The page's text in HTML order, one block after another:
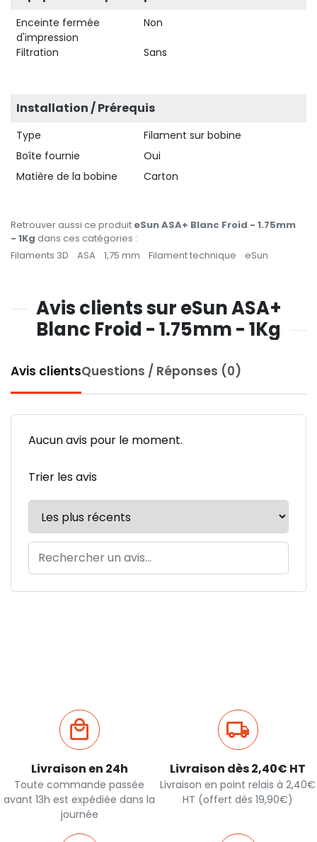
Enceinte fermée
d'impression
Non
Filtration Sans
Installation / Prérequis
Type
Filament sur bobine
Boîte fournie
Oui
Matière de la bobine
Carton
Retrouver aussi ce produit eSun ASA+ Blanc Froid - 1.75mm
- 1Kg dans ces catégories :
Filaments 3D
ASA 1,75 mm Filament technique eSun
Avis clients sur eSun ASA+
Blanc Froid - 1.75mm - 1Kg
Avis clientsQuestions / Réponses (0)
Aucun avis pour le moment.
Trier les avis
Livraison en 24h
Toute commande passée
avant 13h est expédiée dans la
journée
Livraison dès 2,40€ HT
Livraison en point relais à 2,40€
HT (offert dès 19,90€)